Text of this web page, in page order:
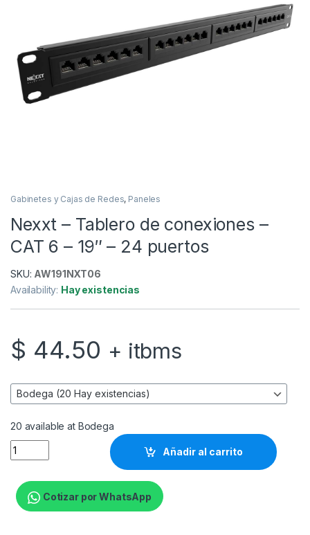
Gabinetes y Cajas de Redes, Paneles
Nexxt – Tablero de conexiones –
CAT 6 – 19″ – 24 puertos
SKU: AW191NXT06
Availability: Hay existencias
$ 44.50 + itbms
20 available at Bodega
Nexxt - Tablero de conexiones - CAT 6 - 19" - 24 puertos
Añadir al carrito
Cotizar por WhatsApp